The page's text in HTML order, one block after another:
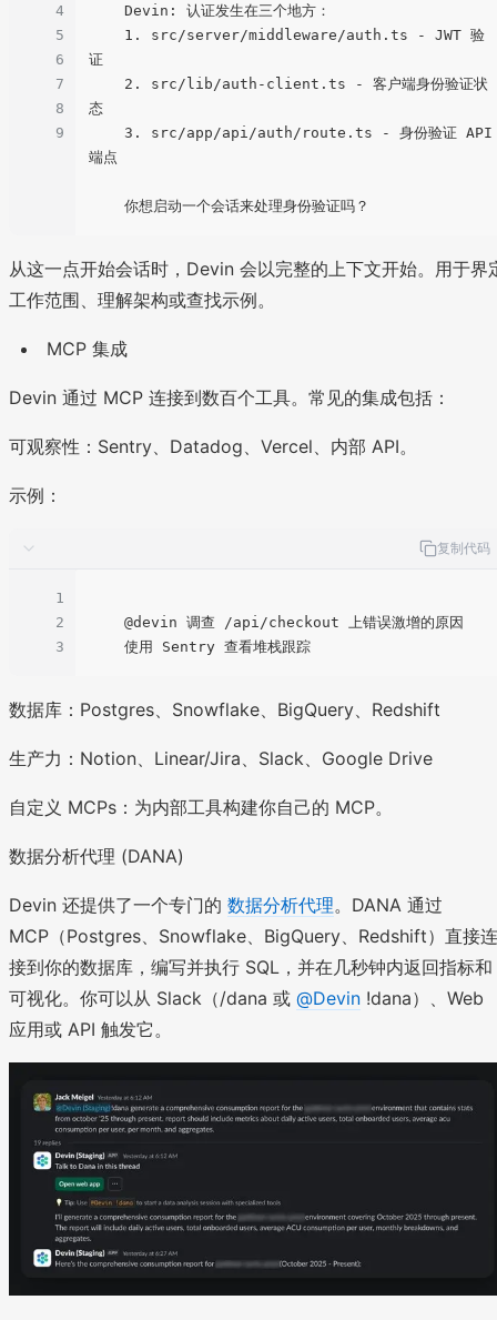
4
5
6
7
8
9
证
态
端点
从这一点开始会话时，Devin 会以完整的上下文开始。用于界
工作范围、理解架构或查找示例。
MCP 集成
Devin 通过 MCP 连接到数百个工具。常见的集成包括：
可观察性：Sentry、Datadog、Vercel、内部 API。
示例：
复制代码
1
2
3
数据库：Postgres、Snowflake、BigQuery、Redshift
生产力：Notion、Linear/Jira、Slack、Google Drive
自定义 MCPs：为内部工具构建你自己的 MCP。
数据分析代理 (DANA)
Devin 还提供了一个专门的 数据分析代理。DANA 通过
MCP（Postgres、Snowflake、BigQuery、Redshift）直接连
接到你的数据库，编写并执行 SQL，并在几秒钟内返回指标和
可视化。你可以从 Slack（/dana 或 @Devin !dana）、Web
应用或 API 触发它。